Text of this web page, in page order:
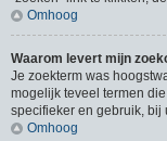
Omhoog
Waarom levert mijn
Je zoekterm was
mogelijk teveel termen
specifieker en gebruik, bij
Omhoog